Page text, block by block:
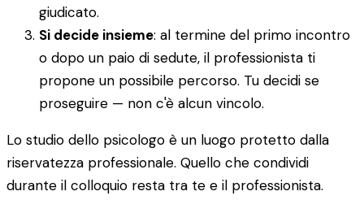
giudicato.
Si decide insieme: al termine del primo incontro
o dopo un paio di sedute, il professionista ti
propone un possibile percorso. Tu decidi se
proseguire — non c'è alcun vincolo.
Lo studio dello psicologo è un luogo protetto dalla
riservatezza professionale. Quello che condividi
durante il colloquio resta tra te e il professionista.